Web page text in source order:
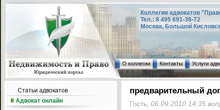
Коллегия адвокатов
Тел.: 8 495 691-38-72
Москва, Большой
О коллегии Контакты Услуги
Статьи адвокатов
Адвокат онлайн
предварительный
Гость, 06.09.2010 14:35